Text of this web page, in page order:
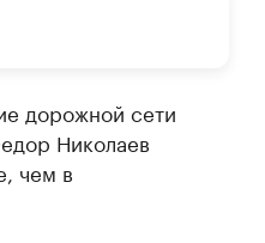
дорожной сети
Николаев
чем в